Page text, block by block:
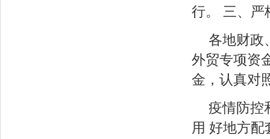
行。 三、严
各地财政
外贸专项资
金，认真对
疫情防控
用 好地方